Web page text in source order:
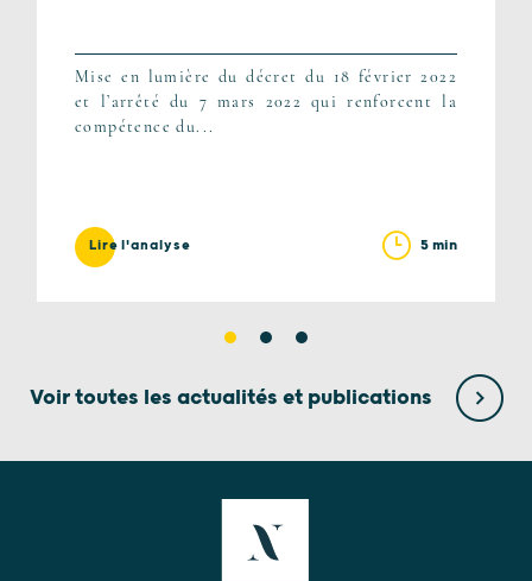
Mise en lumière du décret du 18 février 2022
et l’arrêté du 7 mars 2022 qui renforcent la
compétence du...
Lire l'analyse 5 min
Voir toutes les actualités et publications